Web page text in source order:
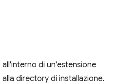
di un'estensione
directory di installazione.